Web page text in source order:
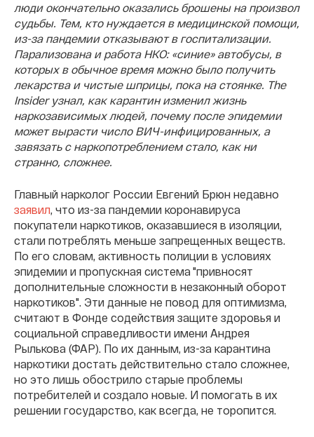
люди окончательно оказались брошены на произвол
судьбы. Тем, кто нуждается в медицинской помощи,
из-за пандемии отказывают в госпитализации.
Парализована и работа НКО: «синие» автобусы, в
которых в обычное время можно было получить
лекарства и чистые шприцы, пока на стоянке. The
Insider узнал, как карантин изменил жизнь
наркозависимых людей, почему после эпидемии
может вырасти число ВИЧ-инфицированных, а
завязать с наркопотреблением стало, как ни
странно, сложнее.
Главный нарколог России Евгений Брюн недавно
заявил, что из-за пандемии коронавируса
покупатели наркотиков, оказавшиеся в изоляции,
стали потреблять меньше запрещенных веществ.
По его словам, активность полиции в условиях
эпидемии и пропускная система "привносят
дополнительные сложности в незаконный оборот
наркотиков". Эти данные не повод для оптимизма,
считают в Фонде содействия защите здоровья и
социальной справедливости имени Андрея
Рылькова (ФАР). По их данным, из-за карантина
наркотики достать действительно стало сложнее,
но это лишь обострило старые проблемы
потребителей и создало новые. И помогать в их
решении государство, как всегда, не торопится.